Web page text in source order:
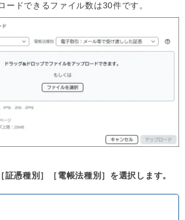
ードできるファイル数は30件です。
証憑種別］［電帳法種別］を選択します。